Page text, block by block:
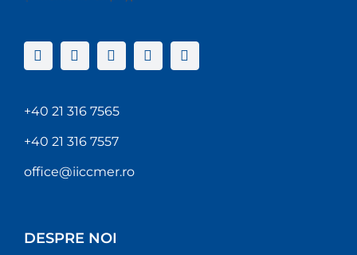
+40 21 316 7565
+40 21 316 7557
office@iiccmer.ro
DESPRE NOI